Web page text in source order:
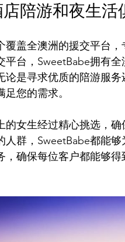
陪游和夜生
覆盖全澳洲的援交平台
平台，SweetBabe拥有
论是寻求优质的陪游服
您的需求。
的女生经过精心挑选，
人群，SweetBabe都能
，确保每位客户都能够